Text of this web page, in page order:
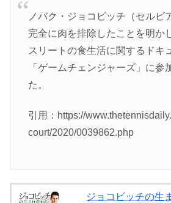
ノバク・ジョコビッチ（セルビ
完全に肉を排除したことを明か
スリートの食生活に関するドキ
「ゲームチェンジャーズ」に参
た。
引用：https://
court/2020/0039862.php
ジョコビッチの生